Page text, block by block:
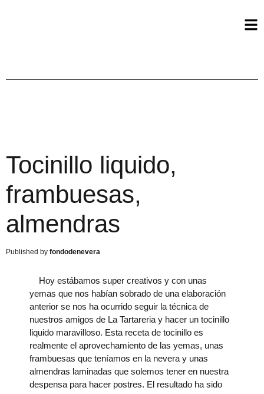
Tocinillo liquido,
frambuesas,
almendras
fondodenevera
Hoy estábamos super creativos y con unas
yemas que nos habían sobrado de una elaboración
anterior se nos ha ocurrido seguir la técnica de
nuestros amigos de La Tartareria y hacer un tocinillo
liquido maravilloso. Esta receta de tocinillo es
realmente el aprovechamiento de las yemas, unas
frambuesas que teníamos en la nevera y unas
almendras laminadas que solemos tener en nuestra
despensa para hacer postres. El resultado ha sido